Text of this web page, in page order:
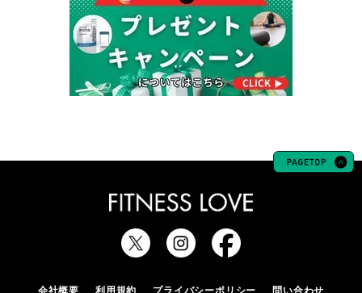
会社概要 利用規約 プライバシーポリシー 問い合わせ